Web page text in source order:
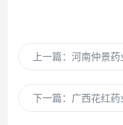
上一篇：河南仲景药
下一篇： 广西花红药